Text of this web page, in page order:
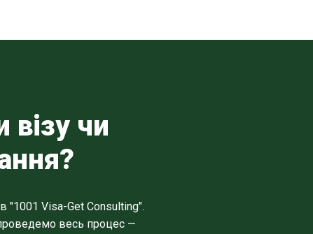
чи
"1001 Visa-Get Consulting".
весь процес —